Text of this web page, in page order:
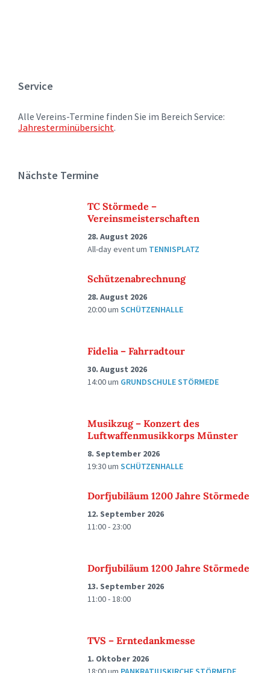
Service
Alle Vereins-Termine finden Sie im Bereich Service:
Jahresterminübersicht.
Nächste Termine
TC Störmede –
Vereinsmeisterschaften
28. August 2026
All-day eventum TENNISPLATZ
Schützenabrechnung
28. August 2026
20:00um SCHÜTZENHALLE
Fidelia – Fahrradtour
30. August 2026
14:00um GRUNDSCHULE STÖRMEDE
Musikzug – Konzert des
Luftwaffenmusikkorps Münster
8. September 2026
19:30um SCHÜTZENHALLE
Dorfjubiläum 1200 Jahre Störmede
12. September 2026
11:00 - 23:00
Dorfjubiläum 1200 Jahre Störmede
13. September 2026
11:00 - 18:00
TVS – Erntedankmesse
1. Oktober 2026